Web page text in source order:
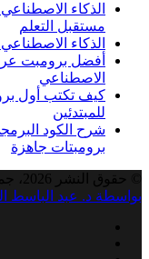
الذكاء
مستقبل التعلم
الذكاء
أفضل برومبت
الاصطناعي
للمبتدئين
برومبتات جاهزة
© حقوق النشر 2026، جميع الحقوق محفوظة |
بواسطة د. عبد الباسط